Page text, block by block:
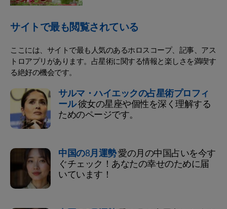
サイトで最も閲覧されている
ここには、サイトで最も人気のあるホロスコープ、記事、アス
トロアプリがあります。占星術に関する情報と楽しさを満喫す
る絶好の機会です。
サルマ・ハイエックの占星術プロフィ
ール彼女の星座や個性を深く理解する
ためのページです。
中国の8月運勢愛の月の中国占いを今す
ぐチェック！あなたの幸せのために届
いています！